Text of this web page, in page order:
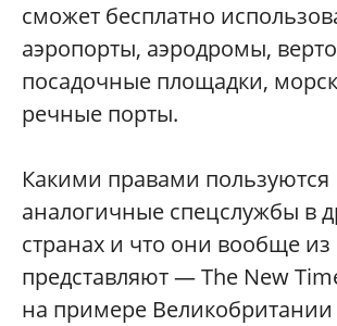
сможет бесплатно
аэропорты, аэродромы,
посадочные площадки,
речные порты.
Какими правами пользуются
аналогичные спецслужбы в
странах и что они вообще из
представляют — The New
на примере